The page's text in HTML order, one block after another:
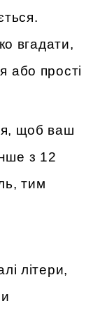
вгадати,
або прості
щоб ваш
з 12
тим
літери,